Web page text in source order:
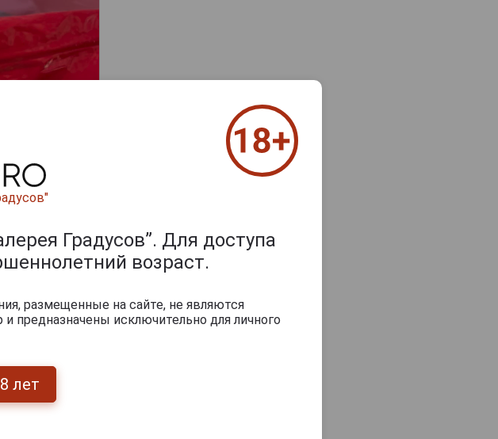
Градусов”. Для доступа
возраст.
размещенные на сайте, не являются
предназначены исключительно для личного
лет